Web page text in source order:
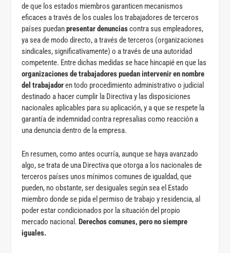
de que los estados miembros garanticen mecanismos
eficaces a través de los cuales los trabajadores de terceros
países puedanpresentar denunciascontra sus empleadores,
ya sea de modo directo, a través de terceros (organizaciones
sindicales, significativamente) o a través de una autoridad
competente. Entre dichas medidas se hace hincapié en que las
organizaciones de trabajadores puedan intervenir en nombre
del trabajadoren todo procedimiento administrativo o judicial
destinado a hacer cumplir la Directiva y las disposiciones
nacionales aplicables para su aplicación, y a que se respete la
garantía de indemnidad contra represalias como reacción a
una denuncia dentro de la empresa.
En resumen, como antes ocurría, aunque se haya avanzado
algo, se trata de una Directiva que otorga a los nacionales de
terceros países unos mínimos comunes de igualdad, que
pueden, no obstante, ser desiguales según sea el Estado
miembro donde se pida el permiso de trabajo y residencia, al
poder estar condicionados por la situación del propio
mercado nacional.Derechos comunes, pero no siempre
iguales.